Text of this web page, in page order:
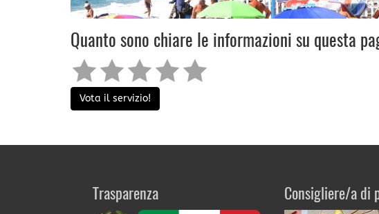
Quanto sono chiare le informazioni su questa
Vota il servizio!
Trasparenza Consigliere/a di